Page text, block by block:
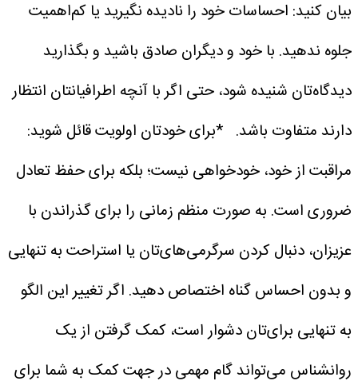
بیان کنید: احساسات خود را نادیده نگیرید یا کم‌اهمیت
جلوه ندهید. با خود و دیگران صادق باشید و بگذارید
دیدگاه‌تان شنیده شود، حتی اگر با آنچه اطرافیانتان انتظار
دارند متفاوت باشد. *برای خودتان اولویت قائل شوید:
مراقبت از خود، خودخواهی نیست؛ بلکه برای حفظ تعادل
ضروری است. به صورت منظم زمانی را برای گذراندن با
عزیزان، دنبال کردن سرگرمی‌های‌تان یا استراحت به تنهایی
و بدون احساس گناه اختصاص دهید. اگر تغییر این الگو
به تنهایی برای‌تان دشوار است، کمک گرفتن از یک
روانشناس می‌تواند گام مهمی در جهت کمک به شما برای